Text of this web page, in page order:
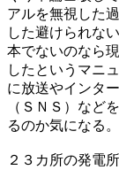
アルを無視した
した避けられな
本でないのなら
したというマニ
に放送やインタ
（ＳＮＳ）など
るのか気になる。
２３カ所の発電